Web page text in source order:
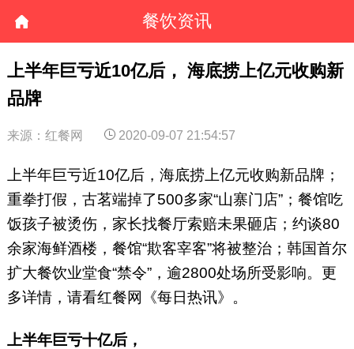
餐饮资讯
上半年巨亏近10亿后， 海底捞上亿元收购新
品牌
来源：红餐网 2020-09-07 21:54:57
上半年巨亏近10亿后，海底捞上亿元收购新品牌；
重拳打假，古茗端掉了500多家“山寨门店”；餐馆吃
饭孩子被烫伤，家长找餐厅索赔未果砸店；约谈80
余家海鲜酒楼，餐馆“欺客宰客”将被整治；韩国首尔
扩大餐饮业堂食“禁令”，逾2800处场所受影响。更
多详情，请看红餐网《每日热讯》。
上半年巨亏十亿后，